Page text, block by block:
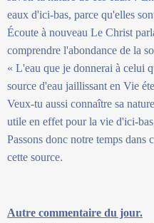
eaux d'ici-bas, parce qu'elles
Écoute à nouveau Le Christ
comprendre l'abondance de la
« L'eau que je donnerai à celui
source d'eau jaillissant en Vie
Veux-tu aussi connaître sa
utile en effet pour la vie d'ici-
Passons donc notre temps dans
cette source.
Autre commentaire du jour.